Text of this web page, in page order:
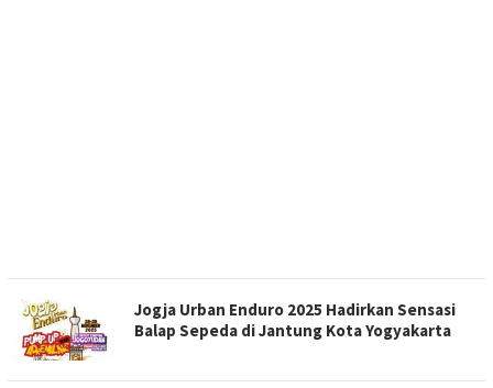
Jogja Urban Enduro 2025 Hadirkan Sensasi
Balap Sepeda di Jantung Kota Yogyakarta